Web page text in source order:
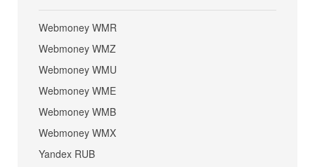
Webmoney WMR
Webmoney WMZ
Webmoney WMU
Webmoney WME
Webmoney WMB
Webmoney WMX
Yandex RUB